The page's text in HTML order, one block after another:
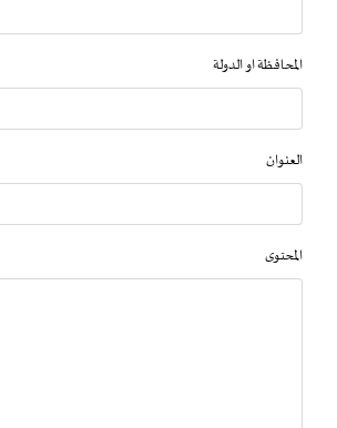
المحافظة او الدولة
العنوان
المحتوى